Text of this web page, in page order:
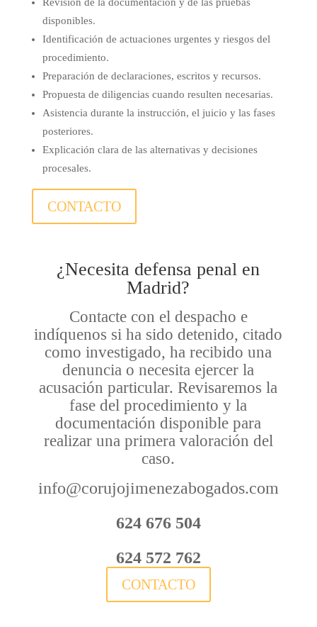
disponibles.
Identificación de actuaciones urgentes y riesgos del
procedimiento.
Preparación de declaraciones, escritos y recursos.
Propuesta de diligencias cuando resulten necesarias.
Asistencia durante la instrucción, el juicio y las fases
posteriores.
Explicación clara de las alternativas y decisiones
procesales.
CONTACTO
¿Necesita defensa penal en
Madrid?
Contacte con el despacho e
indíquenos si ha sido detenido, citado
como investigado, ha recibido una
denuncia o necesita ejercer la
acusación particular. Revisaremos la
fase del procedimiento y la
documentación disponible para
realizar una primera valoración del
caso.
info@corujojimenezabogados.com
624 676 504
624 572 762
CONTACTO